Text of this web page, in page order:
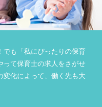
でも「私にぴったりの保育
って保育士の求人をさがせ
変化によって、働く先も大